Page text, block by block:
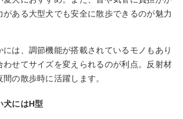
ある大型犬でも安全に散歩できるのが魅力
には、調節機能が搭載されているモノもあり
わせてサイズを変えられるのが利点。反射材
の散歩時に活躍します。
犬にはH型